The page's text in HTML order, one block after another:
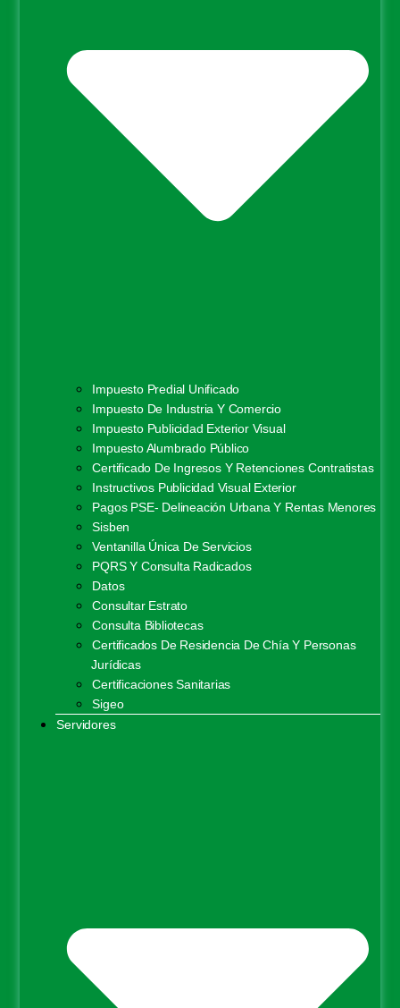
Impuesto Predial Unificado
Impuesto De Industria Y Comercio
Impuesto Publicidad Exterior Visual
Impuesto Alumbrado Público
Certificado De Ingresos Y Retenciones Contratistas
Instructivos Publicidad Visual Exterior
Pagos PSE- Delineación Urbana Y Rentas Menores
Sisben
Ventanilla Única De Servicios
PQRS Y Consulta Radicados
Datos
Consultar Estrato
Consulta Bibliotecas
Certificados De Residencia De Chía Y Personas
Jurídicas
Certificaciones Sanitarias
Sigeo
Servidores